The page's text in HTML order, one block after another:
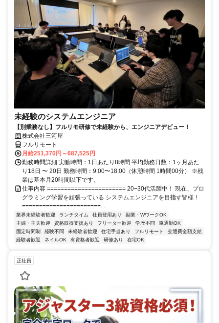
未経験のシステムエンジニア
【別業務なし】フルリモ研修で未経験から、エンジニアデビュー！
株式会社三河屋
フルリモート
月給251,370円～687,525円
勤務時間詳細 実働時間：1日あたり8時間 平均勤務日数：1ヶ月あた
り18日 〜 20日 勤務時間：9:00〜18:00（休憩時間 1時間00分） ※残
業は基本月20時間以下です。
仕事内容 ======================= 20−30代活躍中！ 現在、プロ
グラミング学習を頑張っている システムエンジニアを目指す皆様！
=======================...
業界未経験者歓迎 ランチタイム 社員登用あり
副業・WワークOK
主婦・主夫歓迎
資格取得支援あり フリーター歓迎 学歴不問
車通勤OK
固定時間制
経験不問 未経験者歓迎 住宅手当あり フルリモート
交通費全額支給
経験者歓迎
ネイルOK 有資格者歓迎 研修あり 在宅OK
正社員